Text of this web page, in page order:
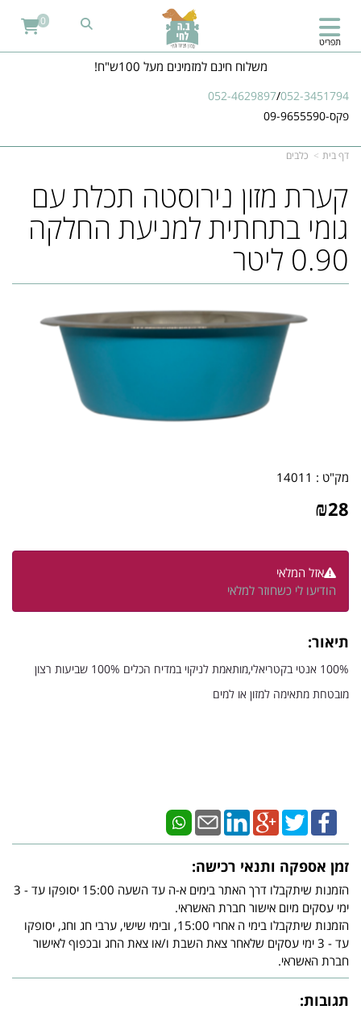
משלוח חינם למזמינים מעל 100ש"ח!
052-4629897/052-3451794
פקס-09-9655590
תפריט
0
דף בית כלבים
קערת מזון נירוסטה תכלת עם
גומי בתחתית למניעת החלקה
0.90 ליטר
מק"ט : 14011
₪28
אזל המלאי
הודיעו לי כשחוזר למלאי
תיאור:
100% אנטי בקטריאלי,מותאמת לניקוי במדיח הכלים 100% שביעות רצון
מובטחת מתאימה למזון או למים
זמן אספקה ותנאי רכישה:
הזמנות שיתקבלו דרך האתר בימים א-ה עד השעה 15:00 יסופקו עד - 3
ימי עסקים מיום אישור חברת האשראי.
הזמנות שיתקבלו בימי ה אחרי 15:00, ובימי שישי, ערבי חג וחג, יסופקו
עד - 3 ימי עסקים שלאחר צאת השבת ו/או צאת החג ובכפוף לאישור
חברת האשראי.
תגובות: